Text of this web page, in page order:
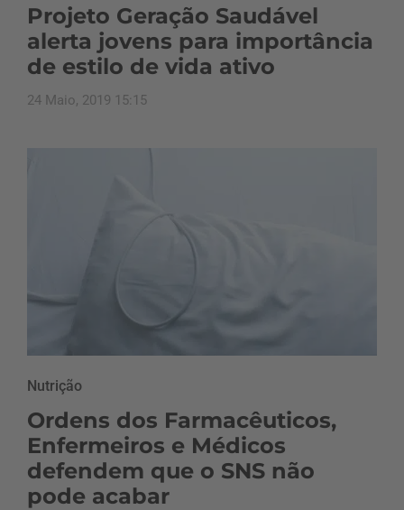
Projeto Geração Saudável
alerta jovens para importância
de estilo de vida ativo
24 Maio, 2019 15:15
Nutrição
Ordens dos Farmacêuticos,
Enfermeiros e Médicos
defendem que o SNS não
pode acabar